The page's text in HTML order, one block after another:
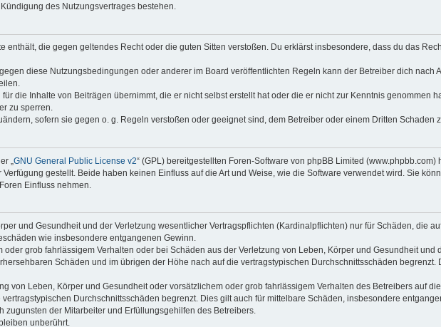
des Nutzungsvertrages bestehen.
enthält, die gegen geltendes Recht oder die guten Sitten verstoßen. Du erklärst insbesondere, dass du das
diese Nutzungsbedingungen oder anderer im Board veröffentlichten Regeln kann der Betreiber dich nach
die Inhalte von Beiträgen übernimmt, die er nicht selbst erstellt hat oder die er nicht zur Kenntnis genommen
zu sperren.
sofern sie gegen o. g. Regeln verstoßen oder geeignet sind, dem Betreiber oder einem Dritten Schaden
„ GNU General Public License v2“ (GPL) bereitgestellten Foren-Software von phpBB Limited
gestellt. Beide haben keinen Einfluss auf die Art und Weise, wie die Software verwendet wird. Sie
Einfluss nehmen.
und Gesundheit und der Verletzung wesentlicher Vertragspflichten (Kardinalpflichten) nur für Schäden, die
wie insbesondere entgangenen Gewinn.
grob fahrlässigem Verhalten oder bei Schäden aus der Verletzung von Leben, Körper und Gesundheit und
Schäden und im übrigen der Höhe nach auf die vertragstypischen Durchschnittsschäden
von Leben, Körper und Gesundheit oder vorsätzlichem oder grob fahrlässigem Verhalten des Betreibers auf
Durchschnittsschäden begrenzt. Dies gilt auch für mittelbare Schäden, insbesondere
zugunsten der Mitarbeiter und Erfüllungsgehilfen des Betreibers.
unberührt.